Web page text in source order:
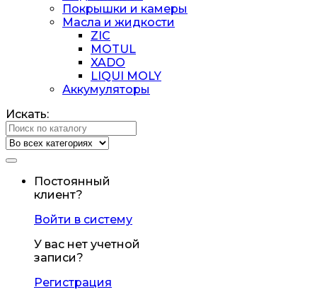
Покрышки и камеры
Масла и жидкости
ZIC
MOTUL
XADO
LIQUI MOLY
Аккумуляторы
Искать:
Постоянный
клиент?
Войти в систему
У вас нет учетной
записи?
Регистрация